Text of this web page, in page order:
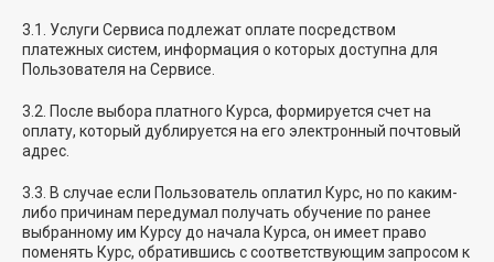
3.1. Услуги Сервиса подлежат оплате посредством
платежных систем, информация о которых доступна для
Пользователя на Сервисе.
3.2. После выбора платного Курса, формируется счет на
оплату, который дублируется на его электронный почтовый
адрес.
3.3. В случае если Пользователь оплатил Курс, но по каким-
либо причинам передумал получать обучение по ранее
выбранному им Курсу до начала Курса, он имеет право
поменять Курс, обратившись с соответствующим запросом к